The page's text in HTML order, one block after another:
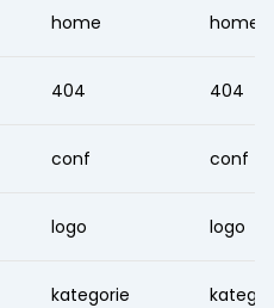
home home
404 404
conf conf
logo logo
kategorie